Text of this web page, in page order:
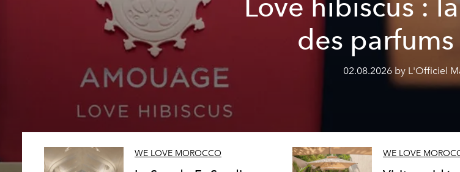
Love hibiscus :
des parfums
02.08.2026 by L'Officiel
WE LOVE MOROCCO WE LOVE